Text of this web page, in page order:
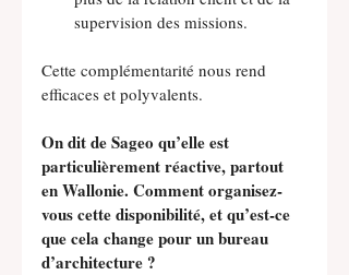
supervision des missions.
Cette complémentarité nous rend
efficaces et polyvalents.
On dit de Sageo qu’elle est
particulièrement réactive, partout
en Wallonie. Comment organisez-
vous cette disponibilité, et qu’est-ce
que cela change pour un bureau
d’architecture ?